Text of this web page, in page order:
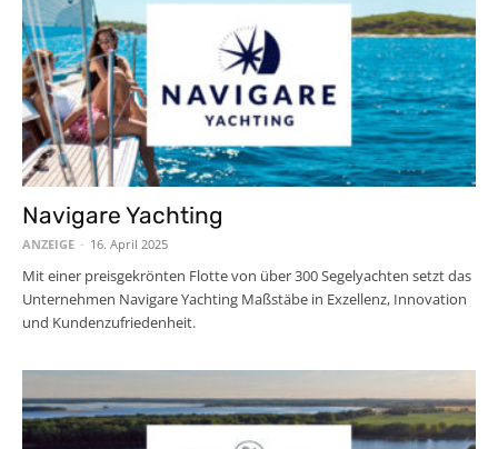
Navigare Yachting
ANZEIGE - 16. April 2025
Mit einer preisgekrönten Flotte von über 300 Segelyachten setzt das
Unternehmen Navigare Yachting Maßstäbe in Exzellenz, Innovation
und Kundenzufriedenheit.